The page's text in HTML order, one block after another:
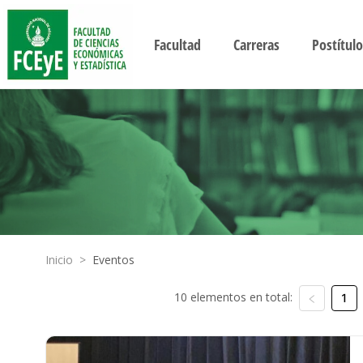
Facultad Carreras
Inicio > Eventos
10 elementos en total: 1